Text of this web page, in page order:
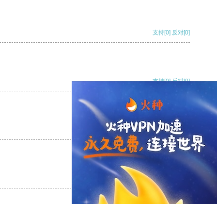
支持[0] 反对[0]
支持[0] 反对[0]
支持[0] 反对
支持